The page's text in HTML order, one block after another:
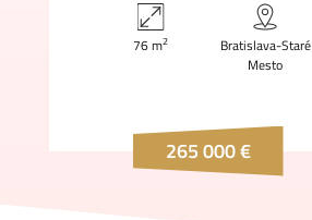
76 m2
Bratislava-Staré
Mesto
265 000 €